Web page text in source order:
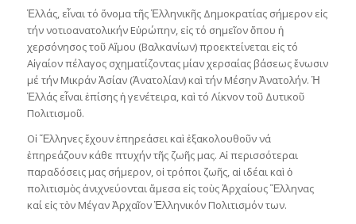
Ἑλλάς, εἶναι τό ὄνομα τῆς Ἑλληνικῆς Δημοκρατίας σήμερον εἰς
τήν νοτιοανατολικήν Εὐρώπην, εἰς τό σημεῖον ὅπου ἡ
χερσόνησος τοῦ Αἵμου (Βαλκανίων) προεκτείνεται εἰς τό
Αἰγαίον πέλαγος σχηματίζοντας μίαν χερσαίας βάσεως ἔνωσιν
μέ τήν Μικράν Ἀσίαν (Ἀνατολίαν) καὶ τήν Μέσην Ἀνατολήν. Ἡ
Ἑλλάς εἶναι ἐπίσης ἡ γενέτειρα, καὶ τό Λίκνον τοῦ Δυτικοῦ
Πολιτισμοῦ.
Οἱ Ἕλληνες ἔχουν ἐπηρεάσει καὶ ἐξακολουθοῦν νά
ἐπηρεάζουν κάθε πτυχήν τῆς ζωῆς μας. Αἱ περισσότεραι
παραδόσεις μας σήμερον, οἱ τρόποι ζωῆς, αἱ ιδέαι καὶ ὁ
πολιτισμὸς ἀνιχνεύονται ἄμεσα εἰς τοὺς Ἀρχαίους Ἕλληνας
καί εἰς τὸν Μέγαν Ἀρχαῖον Ἑλληνικόν Πολιτισμόν των.